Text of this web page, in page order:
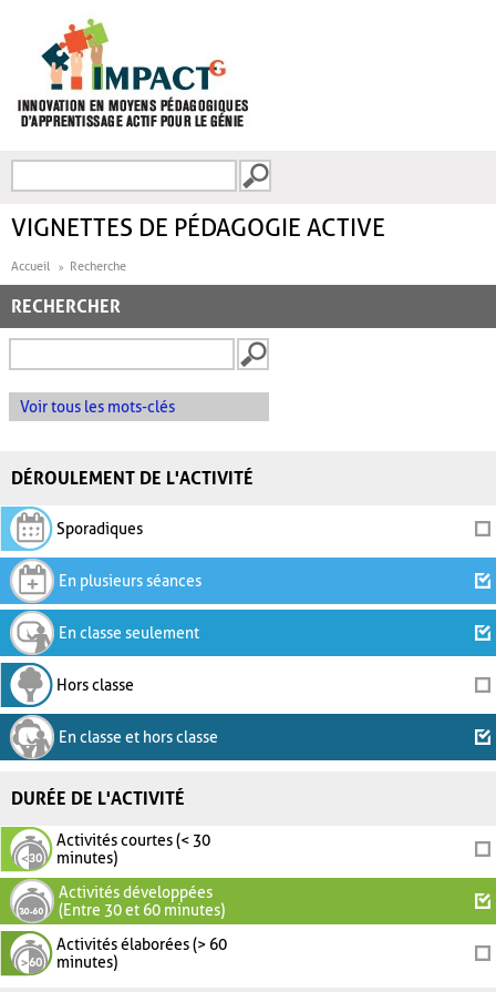
FORMULAIRE DE
VIGNETTES DE PÉDAGOGIE ACTIVE
Accueil Recherche
RECHERCHER
Voir tous les mots-clés
DÉROULEMENT DE L'ACTIVITÉ
Sporadiques
En plusieurs séances
En classe seulement
Hors classe
En classe et hors classe
DURÉE DE L'ACTIVITÉ
Activités courtes (< 30
minutes)
Activités développées
(Entre 30 et 60 minutes)
Activités élaborées (> 60
minutes)